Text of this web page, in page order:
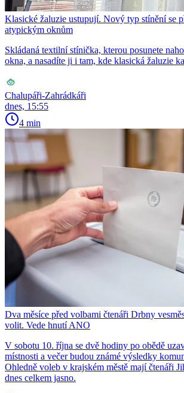
Klasické žaluzie ustupují. Nový typ stínění se
atypickým oknům
Skládaná textilní stínička, kterou posunete
okna, a nasadíte ji i tam, kde klasická žaluzie
Chalupáři-Zahrádkáři
dnes, 15:55
4 min
Dva měsíce před volbami čtenáři Drbny
volit. Vede hnutí ANO
V sobotu 10. října se dvě hodiny po obědě
místnosti a večer budou známé výsledky
Ohledně voleb v krajském městě mají čtenáři
dnes celkem jasno.